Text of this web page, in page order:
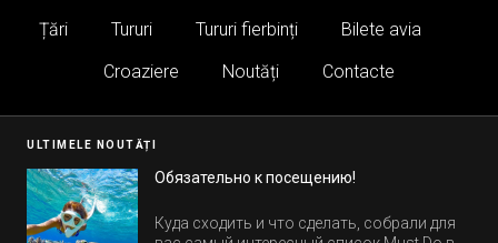
Țări Tururi Tururi fierbinți
Bilete avia
Croaziere
Noutăți Contacte
ULTIMELE NOUTĂȚI
Обязательно к посещению!
Куда сходить и что сделать, собрали для